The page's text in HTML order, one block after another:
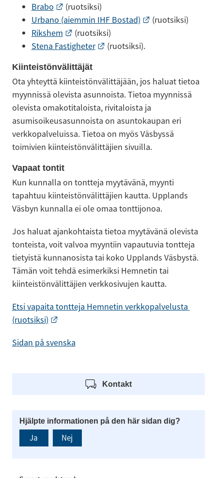
Brabo Linkki toiselle sivustolle.
(ruotsiksi)
Urbano (aiemmin IHF Bostad)
Linkki toiselle
(ruotsiksi)
Rikshem
Linkki toiselle sivustolle.
(ruotsiksi)
Stena Fastigheter
Linkki toiselle sivustolle.
(ruotsiksi).
Kiinteistönvälittäjät
Ota yhteyttä kiinteistönvälittäjään, jos haluat tietoa
myynnissä olevista asunnoista. Tietoa myynnissä
olevista omakotitaloista, rivitaloista ja
asumisoikeusasunnoista on asuntokaupan eri
verkkopalveluissa. Tietoa on myös Väsbyssä
toimivien kiinteistönvälittäjien sivuilla.
Vapaat tontit
Kun kunnalla on tontteja myytävänä, myynti
tapahtuu kiinteistönvälittäjien kautta. Upplands
Väsbyn kunnalla ei ole omaa tonttijonoa.
Jos haluat ajankohtaista tietoa myytävänä olevista
tonteista, voit valvoa myyntiin vapautuvia tontteja
tietyistä kunnanosista tai koko Upplands Väsbystä.
Tämän voit tehdä esimerkiksi Hemnetin tai
kiinteistönvälittäjien verkkosivujen kautta.
Etsi vapaita tontteja Hemnetin verkkopalvelusta
(ruotsiksi)
Linkki toiselle sivustolle.
Sidan på svenska
Kontakt
Hjälpte informationen på den här sidan dig?
Ja Nej